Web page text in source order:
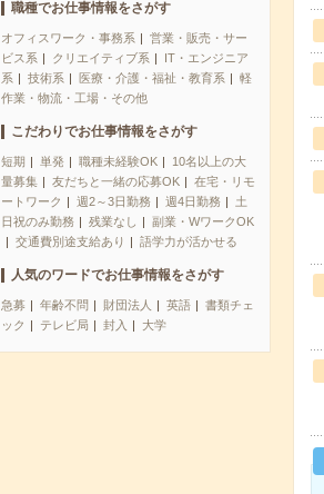
職種でお仕事情報をさがす
オフィスワーク・事務系
営業・販売・サー
ビス系
クリエイティブ系
IT・エンジニア
系
技術系 医療・介護・福祉・教育系
軽
作業・物流・工場・その他
こだわりでお仕事情報をさがす
短期 単発 職種未経験OK
10名以上の大
量募集
友だちと一緒の応募OK
在宅・リモ
ートワーク
週2～3日勤務 週4日勤務
土
日祝のみ勤務
残業なし
副業・WワークOK
交通費別途支給あり
語学力が活かせる
人気のワードでお仕事情報をさがす
急募 年齢不問 財団法人 英語
書類チェ
ック
テレビ局 封入 大学